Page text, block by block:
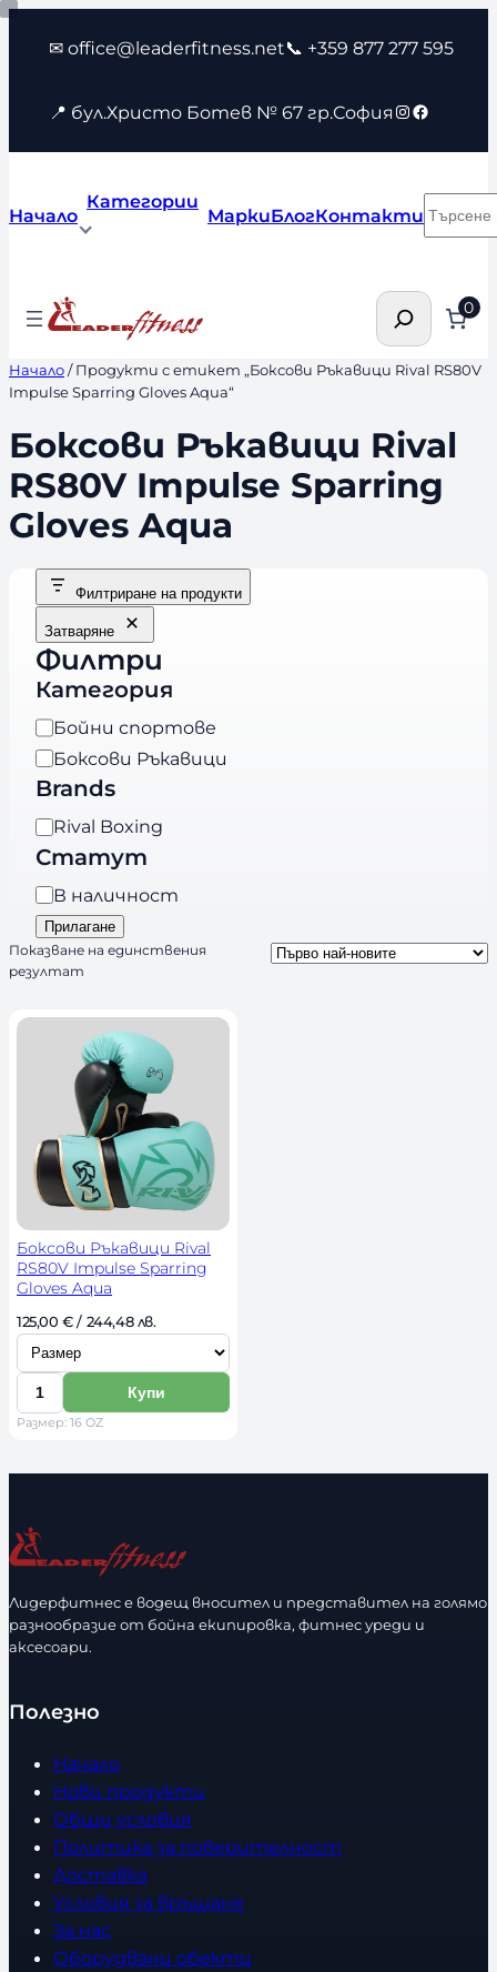
Към
съдържанието
✉ office@leaderfitness.net📞 +359 877 277 595
📍 бул.Христо Ботев № 67 гр.София Instagram
Facebook
Начало
Категории
МаркиБлогКонтакти
Търсене 0
Начало/ Продукти с етикет „Боксови Ръкавици Rival RS80V
Impulse Sparring Gloves Aqua“
Боксови Ръкавици Rival
RS80V Impulse Sparring
Gloves Aqua
Филтриране на продукти
Затваряне
Филтри
Категория
К
а
т
г
о
р
и
я
Бойни спортове
Боксови Ръкавици
Brands
B
r
a
n
d
s
Rival Boxing
Статут
Н
а
л
и
В наличност
Прилагане
Показване на единствения
резултат
Боксови Ръкавици Rival
RS80V Impulse Sparring
Gloves Aqua
125,00 € / 244,48 лв.
И
б
е
р
з
м
е
р
К
о
е
с
т
в
о
Купи
Размер: 16 OZ
Лидерфитнес е водещ вносител и представител на голямо
разнообразие от бойна екипировка, фитнес уреди и
аксесоари.
Полезно
Начало
Нови продукти
Общи условия
Политика за поверителност
Доставка
Условия за връщане
За нас
Оборудвани обекти